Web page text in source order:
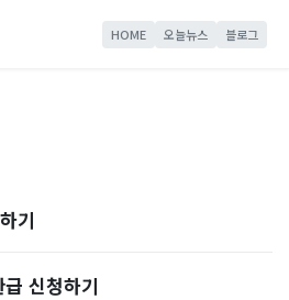
HOME 오늘뉴스 블로그
기
신청하기